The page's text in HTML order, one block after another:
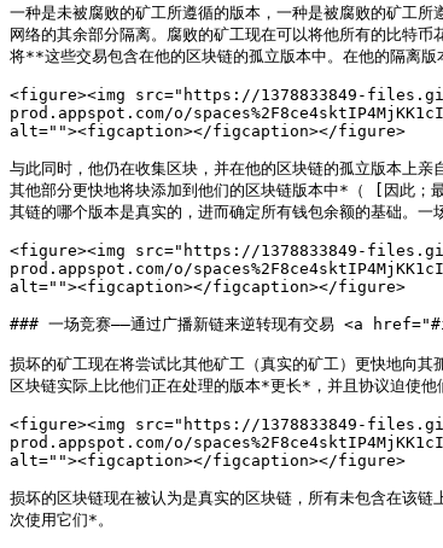
一种是未被腐败的矿工所遵循的版本，一种是被腐败的矿工
网络的其余部分隔离。腐败的矿工现在可以将他所有的比特
将**这些交易包含在他的区块链的孤立版本中。在他的隔离版
<figure><img src="https://1378833849-
prod.appspot.com/o/
alt=""><figcaption></figcaption></figure>
与此同时，他仍在收集区块，并在他的区块链的孤立版本上
其他部分更快地将块添加到他们的区块链版本中*（ [
其链的哪个版本是真实的，进而确定所有钱包余额的基础。一
<figure><img src="https://1378833849-
prod.appspot.com/o/
alt=""><figcaption></figcaption></figure>
### 一场竞赛——通过广播新链来逆转现有交易 <a
损坏的矿工现在将尝试比其他矿工（真实的矿工）更快地向
区块链实际上比他们正在处理的版本*更长*，并且协议迫使他
<figure><img src="https://1378833849-
prod.appspot.com/o/
alt=""><figcaption></figcaption></figure>
损坏的区块链现在被认为是真实的区块链，所有未包含在该
次使用它们*。